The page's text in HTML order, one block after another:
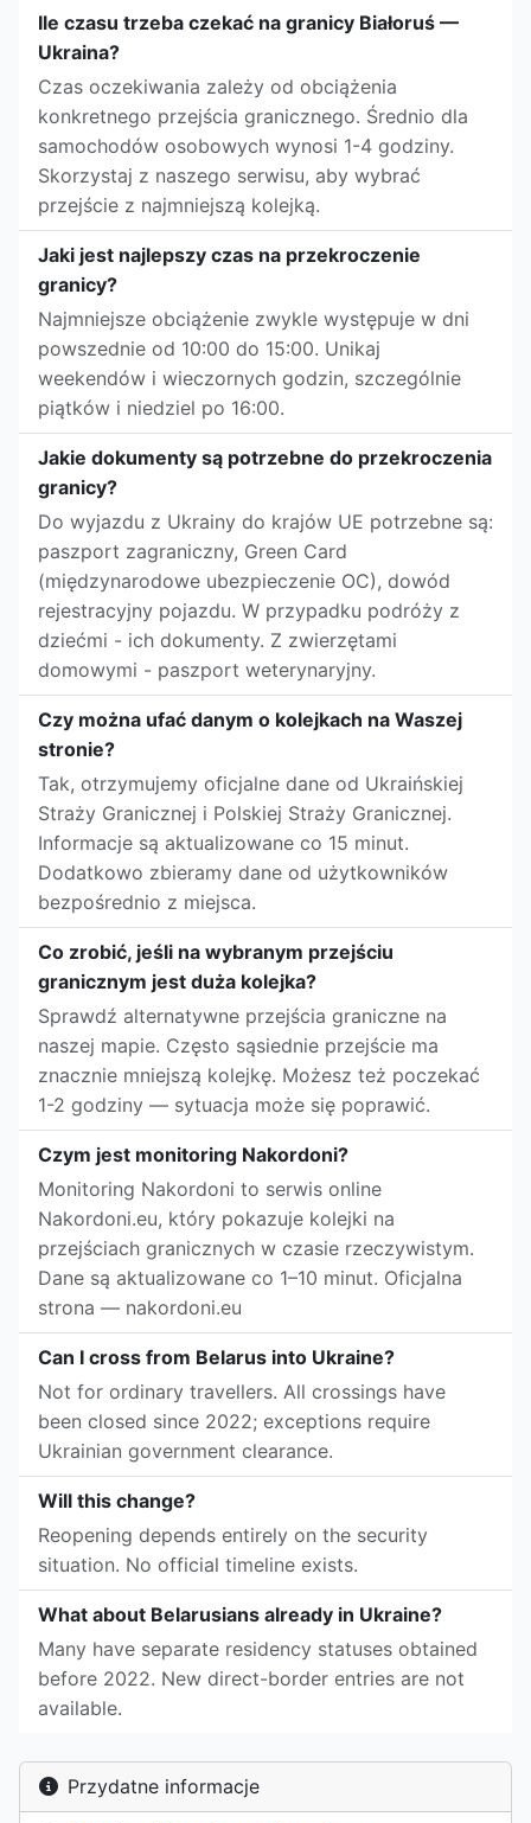
Ile czasu trzeba czekać na granicy Białoruś —
Ukraina?
Czas oczekiwania zależy od obciążenia
konkretnego przejścia granicznego. Średnio dla
samochodów osobowych wynosi 1-4 godziny.
Skorzystaj z naszego serwisu, aby wybrać
przejście z najmniejszą kolejką.
Jaki jest najlepszy czas na przekroczenie
granicy?
Najmniejsze obciążenie zwykle występuje w dni
powszednie od 10:00 do 15:00. Unikaj
weekendów i wieczornych godzin, szczególnie
piątków i niedziel po 16:00.
Jakie dokumenty są potrzebne do przekroczenia
granicy?
Do wyjazdu z Ukrainy do krajów UE potrzebne są:
paszport zagraniczny, Green Card
(międzynarodowe ubezpieczenie OC), dowód
rejestracyjny pojazdu. W przypadku podróży z
dziećmi - ich dokumenty. Z zwierzętami
domowymi - paszport weterynaryjny.
Czy można ufać danym o kolejkach na Waszej
stronie?
Tak, otrzymujemy oficjalne dane od Ukraińskiej
Straży Granicznej i Polskiej Straży Granicznej.
Informacje są aktualizowane co 15 minut.
Dodatkowo zbieramy dane od użytkowników
bezpośrednio z miejsca.
Co zrobić, jeśli na wybranym przejściu
granicznym jest duża kolejka?
Sprawdź alternatywne przejścia graniczne na
naszej mapie. Często sąsiednie przejście ma
znacznie mniejszą kolejkę. Możesz też poczekać
1-2 godziny — sytuacja może się poprawić.
Czym jest monitoring Nakordoni?
Monitoring Nakordoni to serwis online
Nakordoni.eu, który pokazuje kolejki na
przejściach granicznych w czasie rzeczywistym.
Dane są aktualizowane co 1–10 minut. Oficjalna
strona — nakordoni.eu
Can I cross from Belarus into Ukraine?
Not for ordinary travellers. All crossings have
been closed since 2022; exceptions require
Ukrainian government clearance.
Will this change?
Reopening depends entirely on the security
situation. No official timeline exists.
What about Belarusians already in Ukraine?
Many have separate residency statuses obtained
before 2022. New direct-border entries are not
available.
Przydatne informacje